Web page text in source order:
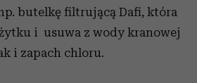
butelkę filtrującą Dafi, która
i usuwa z wody kranowej
i zapach chloru.